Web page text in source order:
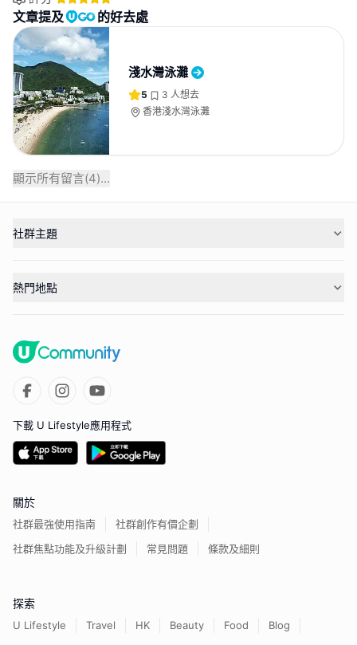
文章提及 的好去處
淺水灣泳灘
5 3 人想去
香港淺水灣泳灘
顯示所有留言(4)...
社群主題
熱門地點
下載 U Lifestyle應用程式
關於
社群最強使用指南
社群創作有價企劃
社群焦點功能及升級計劃
常見問題 條款及細則
探索
U Lifestyle Travel HK Beauty Food
Blog